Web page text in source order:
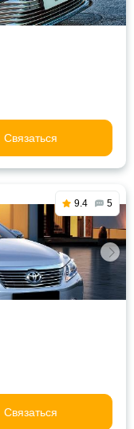
Связаться
9.4 5
Связаться